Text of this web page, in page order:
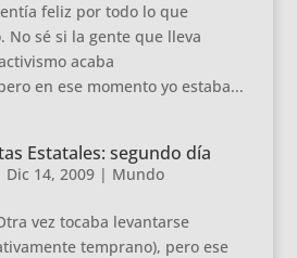
feliz por todo lo que
No sé si la gente que lleva
acaba
en ese momento yo estaba...
Estatales: segundo día
Dic 14, 2009| Mundo
vez tocaba levantarse
temprano), pero ese